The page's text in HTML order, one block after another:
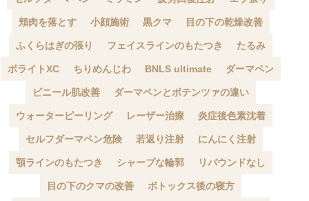
頬肉を落とす 小顔施術 黒クマ 目の下の乾燥改善
ふくらはぎの張り フェイスラインのもたつき たるみ
ボライトXC ちりめんじわ BNLS ultimate ダーマペン
ビニール肌改善 ダーマペンとポテンツァの違い
ウォーターピーリング レーザー治療 炎症後色素沈着
セルフダーマペン危険 若返り注射 にんにく注射
顎ラインのもたつき シャープな輪郭 リバウンドなし
目の下のクマの改善 ボトックス後の寝方